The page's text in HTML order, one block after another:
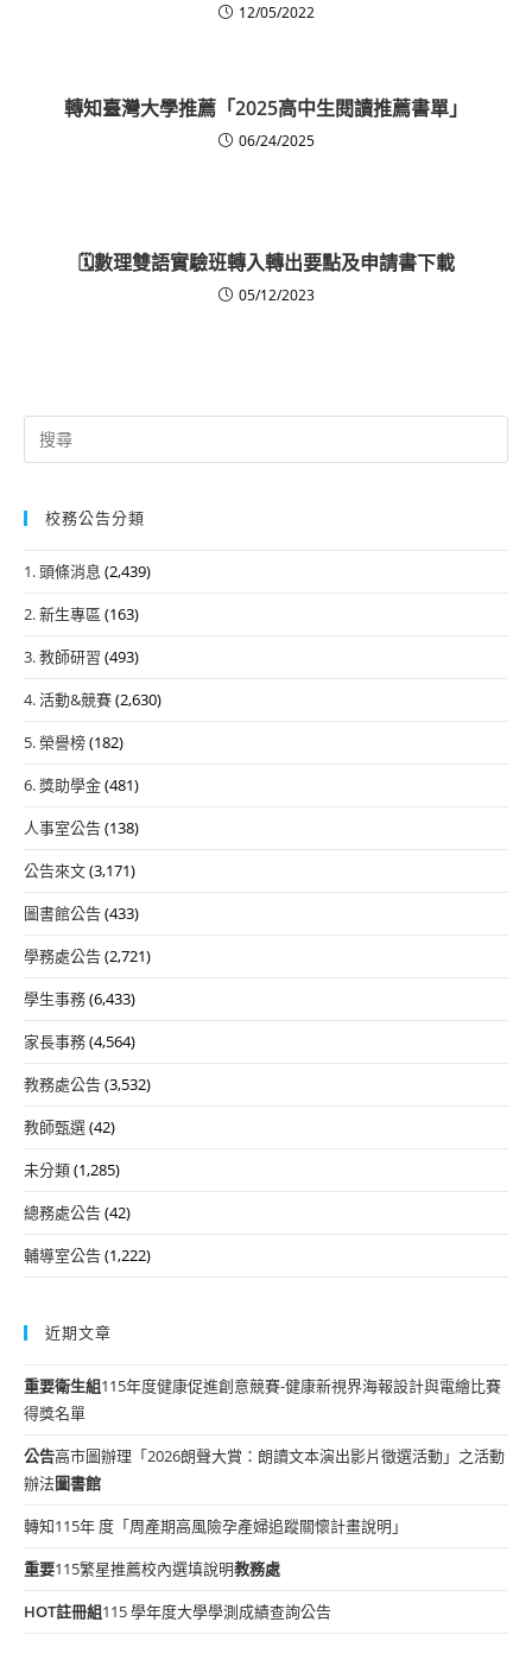
12/05/2022
轉知臺灣大學推薦「2025高中生閱讀推薦書單」
06/24/2025
🗓數理雙語實驗班轉入轉出要點及申請書下載
05/12/2023
Search
for:
校務公告分類
1. 頭條消息 (2,439)
2. 新生專區 (163)
3. 教師研習 (493)
4. 活動&競賽(2,630)
5. 榮譽榜(182)
6. 獎助學金(481)
人事室公告(138)
公告來文(3,171)
圖書館公告(433)
學務處公告(2,721)
學生事務(6,433)
家長事務(4,564)
教務處公告(3,532)
教師甄選(42)
未分類(1,285)
總務處公告(42)
輔導室公告(1,222)
近期文章
重要衛生組115年度健康促進創意競賽-健康新視界海報設計與電繪比賽
得獎名單
公告高市圖辦理「2026朗聲大賞：朗讀文本演出影片徵選活動」之活動
辦法圖書館
轉知115年 度「周產期高風險孕產婦追蹤關懷計畫說明」
重要115繁星推薦校內選填說明教務處
HOT註冊組115 學年度大學學測成績查詢公告